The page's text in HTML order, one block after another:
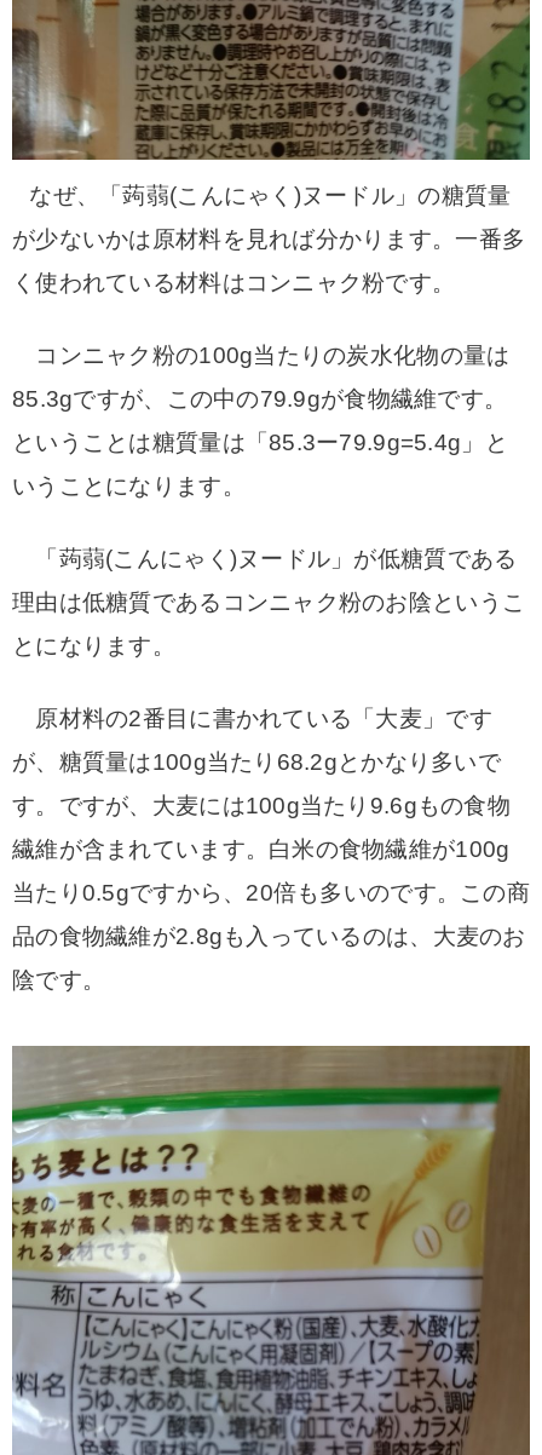
なぜ、「蒟蒻(こんにゃく)ヌードル」の糖質量
が少ないかは原材料を見れば分かります。一番多
く使われている材料はコンニャク粉です。
コンニャク粉の100g当たりの炭水化物の量は
85.3gですが、この中の79.9gが食物繊維です。
ということは糖質量は「85.3ー79.9g=5.4g」と
いうことになります。
「蒟蒻(こんにゃく)ヌードル」が低糖質である
理由は低糖質であるコンニャク粉のお陰というこ
とになります。
原材料の2番目に書かれている「大麦」です
が、糖質量は100g当たり68.2gとかなり多いで
す。ですが、大麦には100g当たり9.6gもの食物
繊維が含まれています。白米の食物繊維が100g
当たり0.5gですから、20倍も多いのです。この商
品の食物繊維が2.8gも入っているのは、大麦のお
陰です。